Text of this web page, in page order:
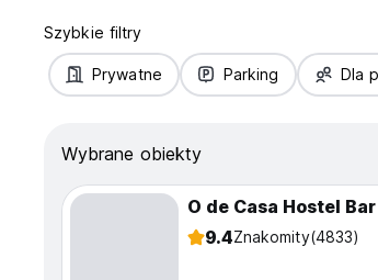
Szybkie filtry
Prywatne Parking Dla
Wybrane obiekty
O de Casa Hostel Bar
9.4Znakomity(4833)